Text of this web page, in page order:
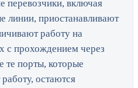
включая
линии, приостанавливают
работу на
с прохождением через
порты, которые
остаются